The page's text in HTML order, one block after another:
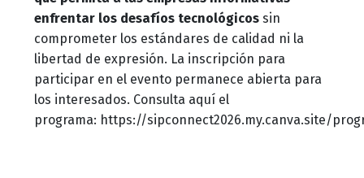
enfrentar los desafíos tecnológicos sin
comprometer los estándares de calidad ni la
libertad de expresión. La inscripción para
participar en el evento permanece abierta para
los interesados. Consulta aquí el
programa: https://sipconnect2026.my.canva.site/